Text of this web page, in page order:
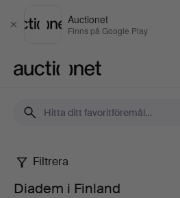
Stäng
Auctionet
Finns på Google Play
Diadem
Filtrera
Diadem i Finland